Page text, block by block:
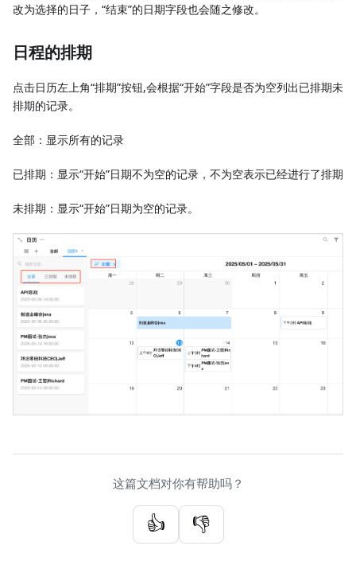
改为选择的日子，“结束”的日期字段也会随之修改。
日程的排期
点击日历左上角“排期”按钮,会根据“开始”字段是否为空列出已排期未
排期的记录。
全部：显示所有的记录
已排期：显示“开始”日期不为空的记录，不为空表示已经进行了排期
未排期：显示“开始”日期为空的记录。
这篇文档对你有帮助吗？
👍 👎